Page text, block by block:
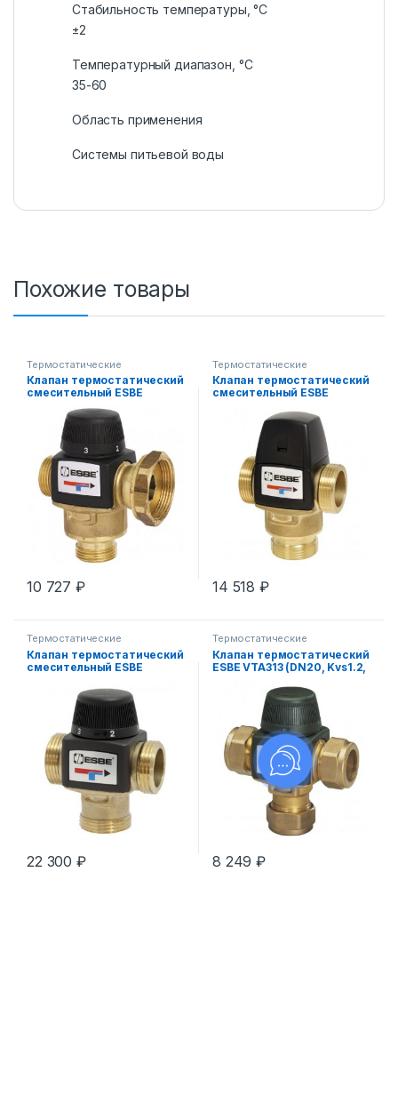
Стабильность температуры, °C
±2
Температурный диапазон, °C
35-60
Область применения
Системы питьевой воды
Похожие товары
Термостатические
смесительные клапаны
Клапан термостатический
смесительный ESBE
VTA577 (DN20, Kvs4.5,
PN10, ГН 1″1/2, НР 1″, 45-
65°C, ГВ-ТП)
10 727₽
Термостатические
смесительные клапаны
Клапан термостатический
смесительный ESBE
PN10, НР 1″, 45-65°C, ГВ-
14 518₽
Термостатические
смесительные клапаны
Клапан термостатический
смесительный ESBE
PN10, НР 1″1/4, 20-55°C, ТП)
22 300₽
Термостатические
смесительные клапаны
Клапан термостатический
ESBE VTA313 (DN20, Kvs1.2,
8 249₽